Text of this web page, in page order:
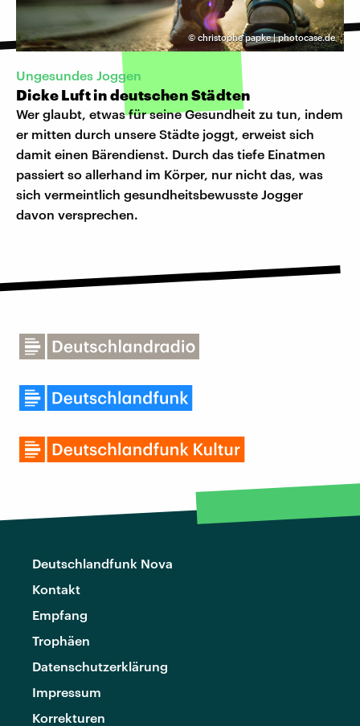
© christophe papke | photocase.de
Ungesundes Joggen
Dicke Luft in deutschen Städten
Wer glaubt, etwas für seine Gesundheit zu tun, indem
er mitten durch unsere Städte joggt, erweist sich
damit einen Bärendienst. Durch das tiefe Einatmen
passiert so allerhand im Körper, nur nicht das, was
sich vermeintlich gesundheitsbewusste Jogger
davon versprechen.
Deutschlandfunk Nova
Kontakt
Empfang
Trophäen
Datenschutzerklärung
Impressum
Korrekturen